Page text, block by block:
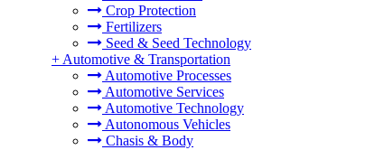
Crop Protection
Fertilizers
Seed & Seed Technology
+ Automotive & Transportation
Automotive Processes
Automotive Services
Automotive Technology
Autonomous Vehicles
Chasis & Body